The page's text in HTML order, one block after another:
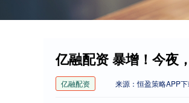
亿融配资 暴增！今夜
亿融配资 来源：恒盈策略APP